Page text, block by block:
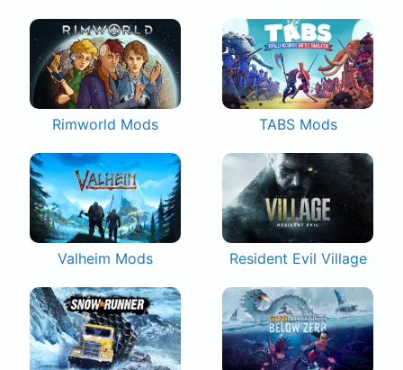
Rimworld Mods TABS Mods
Valheim Mods Resident Evil Village